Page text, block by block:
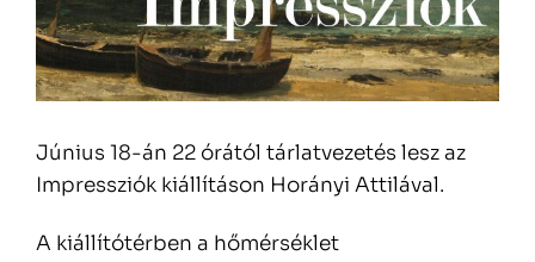
Június 18-án 22 órától tárlatvezetés lesz az
Impressziók kiállításon Horányi Attilával.
A kiállítótérben a hőmérséklet